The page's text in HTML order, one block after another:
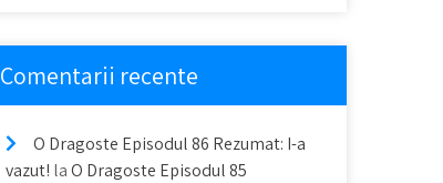
Comentarii recente
O Dragoste Episodul 86 Rezumat: I-a
vazut! laO Dragoste Episodul 85